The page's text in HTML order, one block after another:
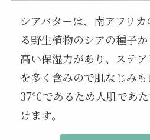
シアバターは、南アフリ
る野生植物のシアの種子か
高い保湿力があり、ステ
を多く含みので肌なじみ
37℃であるため人肌であ
けます。